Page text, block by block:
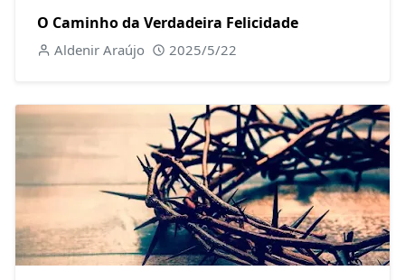
O Caminho da Verdadeira Felicidade
Aldenir Araújo 2025/5/22